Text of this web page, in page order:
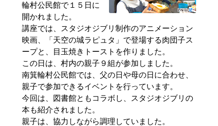
輪村公民館で１５日に
開かれました。
講座では、スタジオジブリ制作のアニメーション
映画、「天空の城ラピュタ」で登場する肉団子ス
ープと、目玉焼きトーストを作りました。
この日は、村内の親子９組が参加しました。
南箕輪村公民館では、父の日や母の日に合わせ、
親子で参加できるイベントを行っています。
今回は、図書館ともコラボし、スタジオジブリの
本も紹介されました。
親子は、協力しながら調理していました。